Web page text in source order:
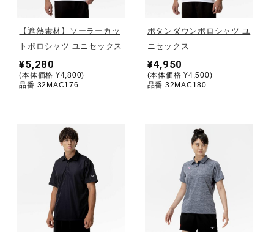
寝具／ミズノスリープ
アウトドア／レイン
サポーター
健康／エクササイズ
ジュニア／キッズ
【遮熱素材】ソーラーカッ
トポロシャツ ユニセックス
¥5,280
(本体価格 ¥4,800)
品番 32MAC176
ボタンダウンポロシャツ ユ
ニセックス
¥4,950
(本体価格 ¥4,500)
品番 32MAC180